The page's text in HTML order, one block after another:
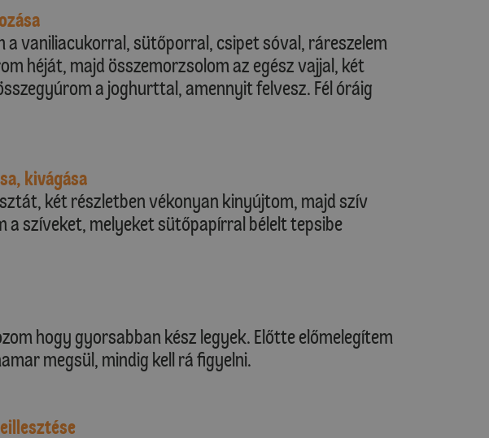
a vaniliacukorral, sütőporral, csipet sóval, ráreszelem
héját, majd összemorzsolom az egész vajjal, két
a joghurttal, amennyit felvesz. Fél óráig
kivágása
két részletben vékonyan kinyújtom, majd szív
a szíveket, melyeket sütőpapírral bélelt tepsibe
hogy gyorsabban kész legyek. Előtte előmelegítem
megsül, mindig kell rá figyelni.